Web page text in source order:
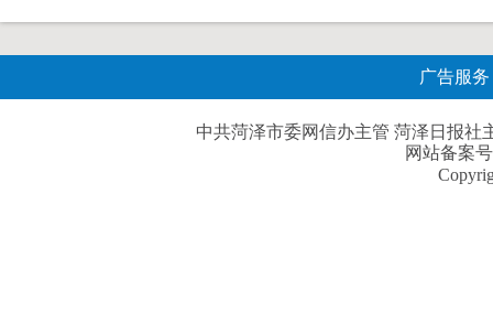
广告服务
中共菏泽市委网信办主管 菏泽日报社
网站备案